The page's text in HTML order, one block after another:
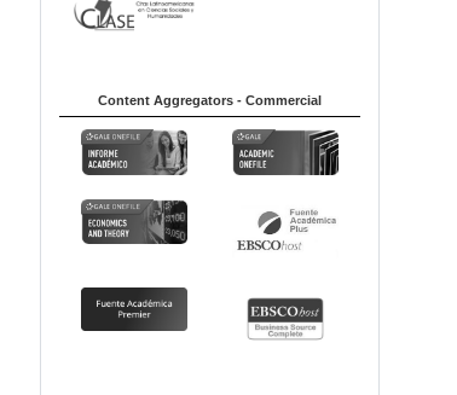
Content Aggregators - Commercial